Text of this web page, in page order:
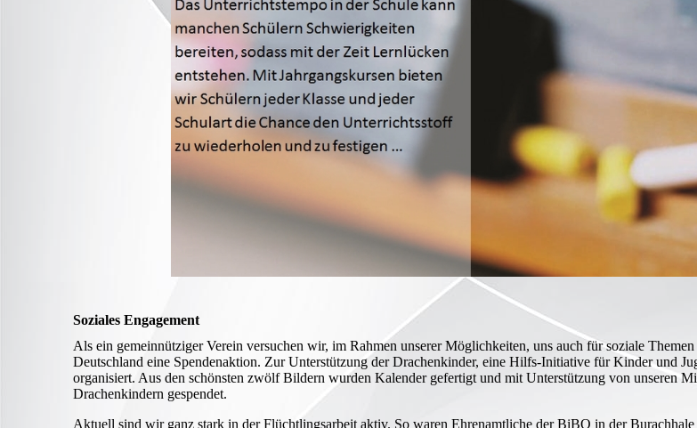
Soziales Engagement
Als ein gemeinnütziger Verein versuchen wir, im Rahmen unserer Möglichkeiten, uns auch für soziale
Deutschland eine Spendenaktion. Zur Unterstützung der Drachenkinder, eine Hilfs-Initiative für Kinder und
organisiert. Aus den schönsten zwölf Bildern wurden Kalender gefertigt und mit Unterstützung von unseren
Drachenkindern gespendet.
Aktuell sind wir ganz stark in der Flüchtlingsarbeit aktiv. So waren Ehrenamtliche der BiBO in der